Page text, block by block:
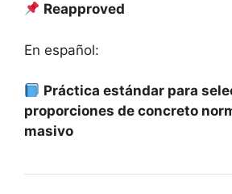
Reapproved
En español:
Práctica estándar para
proporciones de concreto
masivo